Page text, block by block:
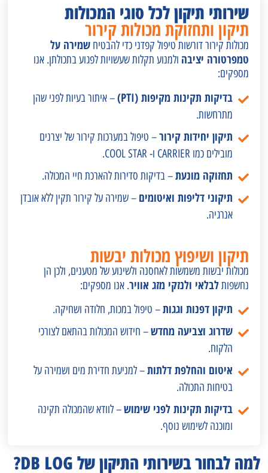
שירותי תיקון לכל סוגי המכולות
תיקון ותחזוקת מכולות קירור
מכולות קירור דורשות טיפול קפדני כדי להבטיח שמירה על
טמפרטורה יציבה ולמנוע תקלות שעשויות לפגוע בתכולתן. אנו
מספקים:
בדיקות תקינות מקיפות (PTI)
– איתור בעיות לפני שהן
מתרחשות.
תיקון יחידות קירור– טיפול במערכות קירור של יצרנים
מובילים כמו CARRIER ו- COOL STAR.
תחזוקה מונעת– בדיקות סדירות להארכת חיי המכולה.
תיקוני דליפות ואיטומים – שמירה על קירור תקין ללא אובדן
אנרגיה.
תיקון ושיפוץ מכולות יבשות
מכולות יבשות משמשות לאחסנה ולשינוע של מטענים, ולכן הן
נחשפותלבלאי ולנזקי מזג אוויר. אנו מספקים:
תיקון דפנות וגגות– טיפול במכות, חלודה ושחיקה.
שדרוג וצביעה מחדש– חידוש המכולות בהתאם לצורכי
הלקוח.
איטום והחלפת דלתות– למניעת חדירת מים ושמירה על
בטיחות התכולה.
בדיקות תקינות לפני שימוש– לוודא שהמכולה תקינה
ומוכנה לשימוש נוסף.
למה לבחור בשירותי התיקון של DB LOG?